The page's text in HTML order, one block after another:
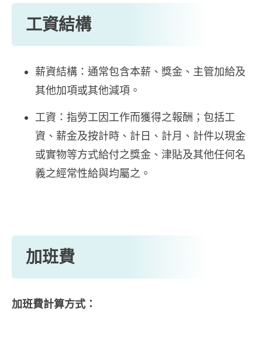
工資結構
薪資結構：通常包含本薪、獎金、主管加給及
其他加項或其他減項。
工資：指勞工因工作而獲得之報酬；包括工
資、薪金及按計時、計日、計月、計件以現金
或實物等方式給付之獎金、津貼及其他任何名
義之經常性給與均屬之。
加班費
加班費計算方式：